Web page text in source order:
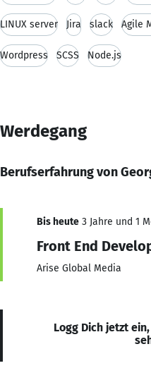
LINUX server Jira slack Agile
Wordpress SCSS Node.js
Werdegang
Berufserfahrung von
Bis heute 3 Jahre und 1
Front End
Arise Global Media
Logg Dich jetzt